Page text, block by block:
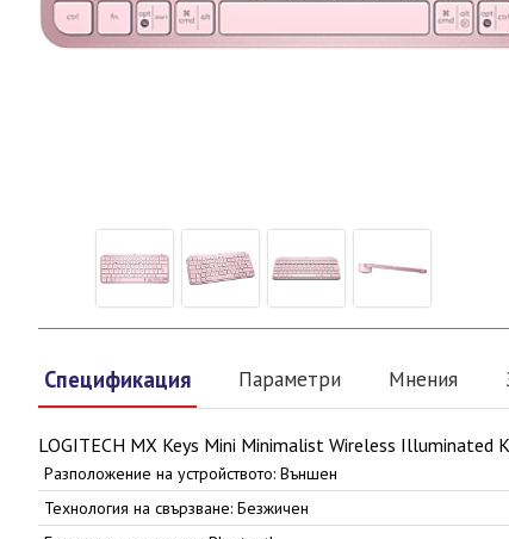
Спецификация Параметри Мнения
LOGITECH MX Keys Mini Minimalist Wireless Illuminated
Разположение на устройството: Външен
Технология на свързване: Безжичен